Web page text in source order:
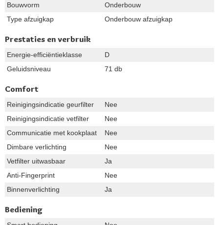
Bouwvorm
Onderbouw
Type afzuigkap
Onderbouw afzuigkap
Prestaties en verbruik
Energie-efficiëntieklasse
D
Geluidsniveau
71 db
Comfort
Reinigingsindicatie geurfilter
Nee
Reinigingsindicatie vetfilter
Nee
Communicatie met kookplaat
Nee
Dimbare verlichting
Nee
Vetfilter uitwasbaar
Ja
Anti-Fingerprint
Nee
Binnenverlichting
Ja
Bediening